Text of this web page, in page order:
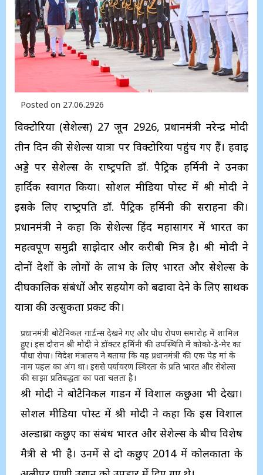
Posted on 27.06.2926
विक्टोरिया (सेशेल्स) 27 जून 2926, प्रधानमंत्री नरेन्‍द्र मोदी
तीन दिन की सेशेल्‍स यात्रा पर विक्‍टोरिया पहुंच गए हैं। हवाई
अड्डे पर सेशेल्‍स के राष्‍ट्रपति डॉ. पैट्रिक हर्मिनी ने उनका
हार्दिक स्‍वागत किया। सोशल मीडिया पोस्‍ट में श्री मोदी ने
इसके लिए राष्‍ट्रपति डॉ. पैट्रिक हर्मिनी की सराहना की।
प्रधानमंत्री ने कहा कि सेशेल्‍स हिंद महासागर में भारत का
महत्‍वपूर्ण समुद्री साझेदार और करीबी मित्र है। श्री मोदी ने
दोनों देशों के लोगों के लाभ के लिए भारत और सेशेल्‍स के
दीर्घकालिक संबंधों और सहयोग को बढावा देने के लिए सार्थक
यात्रा की उत्‍सुकता प्रकट की।
प्रधानमंत्री बोटैनिकल गार्डन्‍स देखने गए और पौध रोपण समारोह में शामिल
हुए। इस दौरान श्री मोदी ने डॉक्‍टर हर्मिनी की उपस्थिति में कोको-डे-मेर का
पौधा रोपा। विदेश मंत्रालय ने बताया कि यह प्रधानमंत्री की एक पेड़ मां के
नाम पहल का अंग था। इससे पर्यावरण स्थिरता के प्रति भारत और सेशेल्‍स
की साझा प्रतिबद्धता का पता चलता है।
श्री मोदी ने बोटैनिकल गार्डन में विशाल कछुआ भी देखा।
सोशल मीडिया पोस्‍ट में श्री मोदी ने कहा कि इस विशाल
अल्डाब्रा कछुए का संबंध भारत और सेशेल्‍स के बीच विशेष
मैत्री से भी है। उनमें से दो कछुए 2014 में कोलकाता के